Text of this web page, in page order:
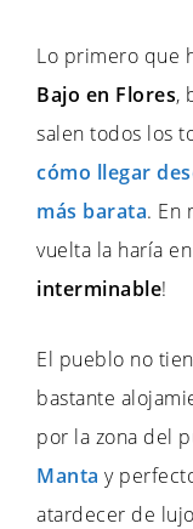
Lo primero que
Bajo en Flores,
salen todos los
cómo llegar
más barata. En
vuelta la haría
interminable!
El pueblo no
bastante
por la zona del
Manta y
atardecer de